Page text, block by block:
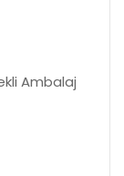
Ambalaj